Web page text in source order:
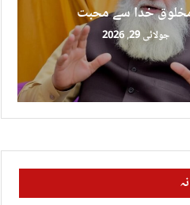
خدا سے محبت
جولائی 29, 2026